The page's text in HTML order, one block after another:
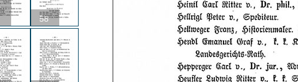
58